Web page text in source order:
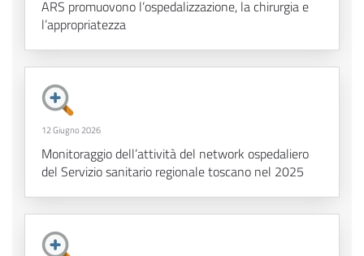
ARS promuovono l’ospedalizzazione, la chirurgia e
l’appropriatezza
12 Giugno 2026
Monitoraggio dell’attività del network ospedaliero
del Servizio sanitario regionale toscano nel 2025